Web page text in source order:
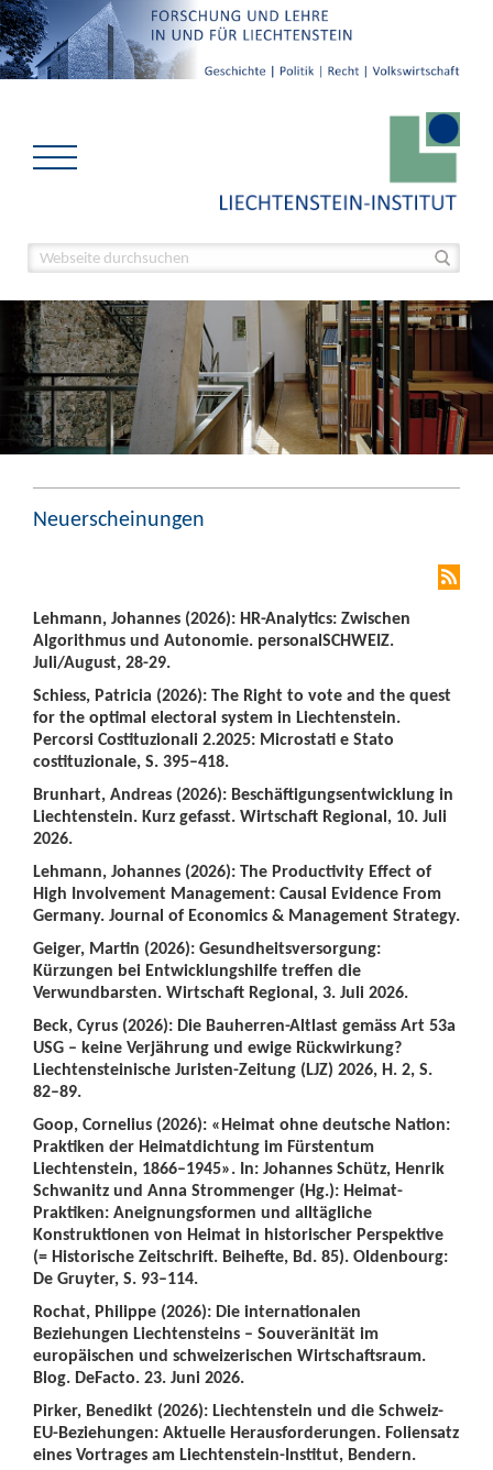
Neuerscheinungen
Lehmann, Johannes (2026): HR-Analytics: Zwischen
Algorithmus und Autonomie. personalSCHWEIZ.
Juli/August, 28-29.
Schiess, Patricia (2026): The Right to vote and the quest
for the optimal electoral system in Liechtenstein.
Percorsi Costituzionali 2.2025: Microstati e Stato
costituzionale, S. 395–418.
Brunhart, Andreas (2026): Beschäftigungsentwicklung in
Liechtenstein. Kurz gefasst. Wirtschaft Regional, 10. Juli
2026.
Lehmann, Johannes (2026): The Productivity Effect of
High Involvement Management: Causal Evidence From
Germany. Journal of Economics & Management Strategy.
Geiger, Martin (2026): Gesundheitsversorgung:
Kürzungen bei Entwicklungshilfe treffen die
Verwundbarsten. Wirtschaft Regional, 3. Juli 2026.
Beck, Cyrus (2026): Die Bauherren-Altlast gemäss Art 53a
USG – keine Verjährung und ewige Rückwirkung?
Liechtensteinische Juristen-Zeitung (LJZ) 2026, H. 2, S.
82–89.
Goop, Cornelius (2026): «Heimat ohne deutsche Nation:
Praktiken der Heimatdichtung im Fürstentum
Liechtenstein, 1866–1945». In: Johannes Schütz, Henrik
Schwanitz und Anna Strommenger (Hg.): Heimat-
Praktiken: Aneignungsformen und alltägliche
Konstruktionen von Heimat in historischer Perspektive
(= Historische Zeitschrift. Beihefte, Bd. 85). Oldenbourg:
De Gruyter, S. 93–114.
Rochat, Philippe (2026): Die internationalen
Beziehungen Liechtensteins – Souveränität im
europäischen und schweizerischen Wirtschaftsraum.
Blog. DeFacto. 23. Juni 2026.
Pirker, Benedikt (2026): Liechtenstein und die Schweiz-
EU-Beziehungen: Aktuelle Herausforderungen. Foliensatz
eines Vortrages am Liechtenstein-Institut, Bendern.